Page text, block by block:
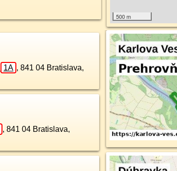
500 m
1A , 841 04 Bratislava,
, 841 04 Bratislava,